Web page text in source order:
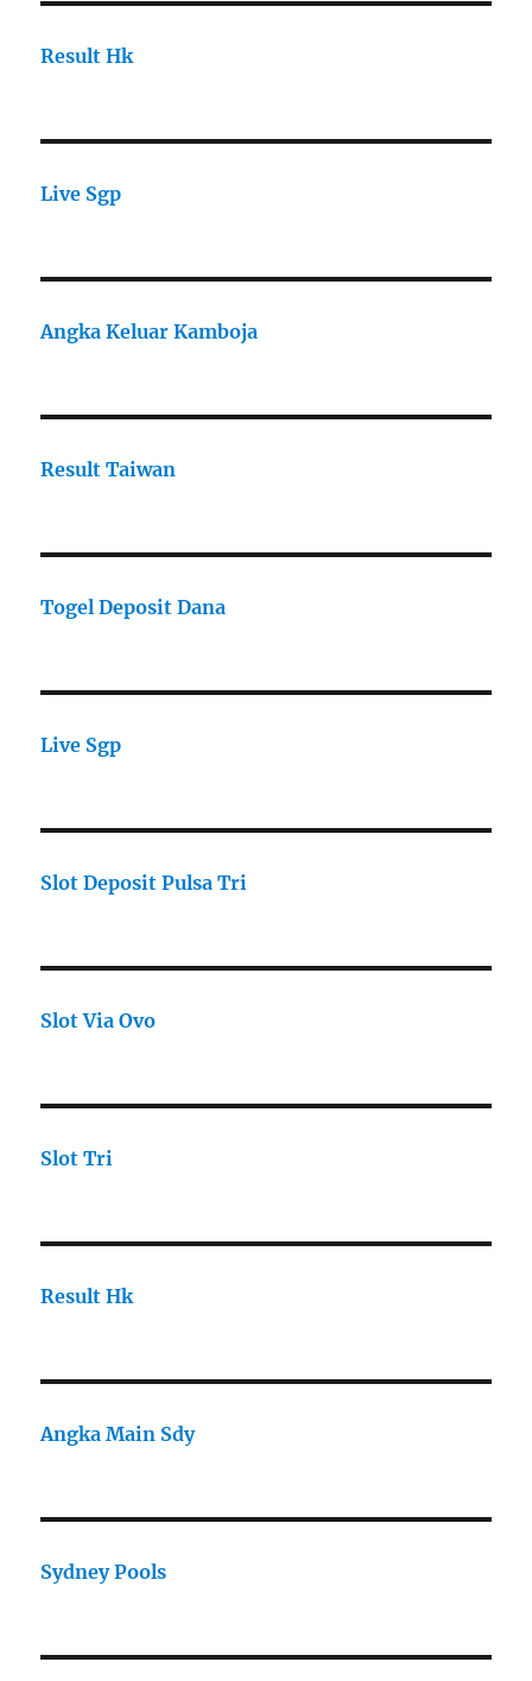
Result Hk
Live Sgp
Angka Keluar Kamboja
Result Taiwan
Togel Deposit Dana
Live Sgp
Slot Deposit Pulsa Tri
Slot Via Ovo
Slot Tri
Result Hk
Angka Main Sdy
Sydney Pools